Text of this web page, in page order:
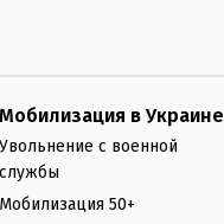
Мобилизация в Украине
Увольнение с военной
службы
Мобилизация 50+